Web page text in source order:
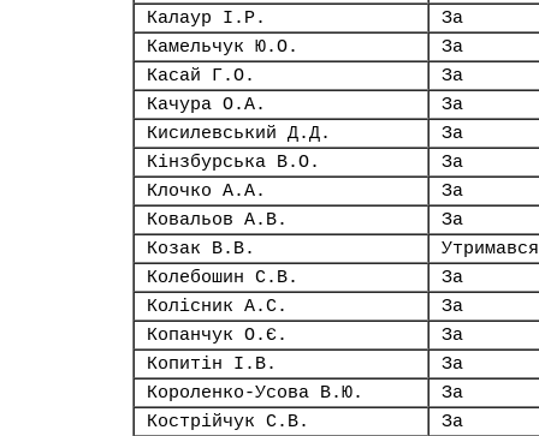
Калаур І.Р.
За
Камельчук Ю.О.
За
Касай Г.О.
За
Качура О.А.
За
Кисилевський Д.Д.
За
Кінзбурська В.О.
За
Клочко А.А.
За
Ковальов А.В.
За
Козак В.В.
Утримався
Колебошин С.В.
За
Колісник А.С.
За
Копанчук О.Є.
За
Копитін І.В.
За
Короленко-Усова В.Ю.
За
Кострійчук С.В.
За